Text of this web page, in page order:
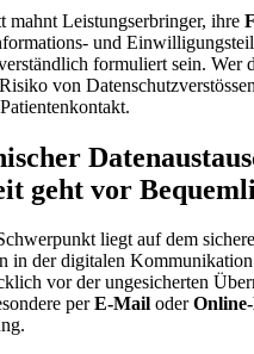
mahnt Leistungserbringer, ihre
und
formuliert sein. Wer
von
geht vor
liegt auf dem
in der digitalen
vor der ungesicherten
perE-Mail oder